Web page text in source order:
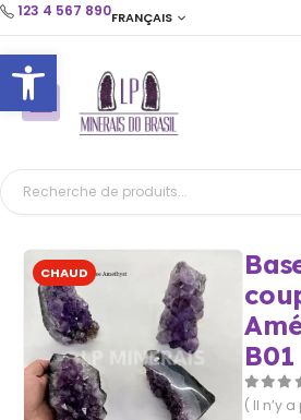
Ouvrir la barre
123 4 567 890FRANÇAIS
CHAUD
B01
0Sur
( Il n’y